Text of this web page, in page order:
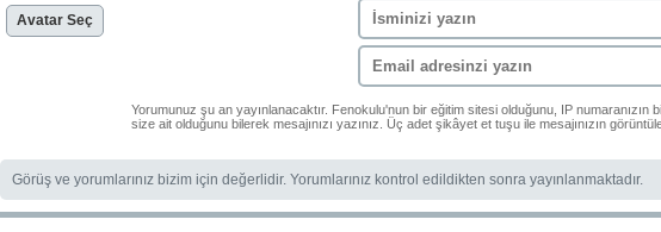
Avatar Seç
Yorumunuz şu an yayınlanacaktır. Fenokulu'nun bir eğitim sitesi olduğunu, IP numaranızın
size ait olduğunu bilerek mesajınızı yazınız. Üç adet şikâyet et tuşu ile mesajınızın
Görüş ve yorumlarınız bizim için değerlidir. Yorumlarınız kontrol edildikten sonra yayınlanmaktadır.